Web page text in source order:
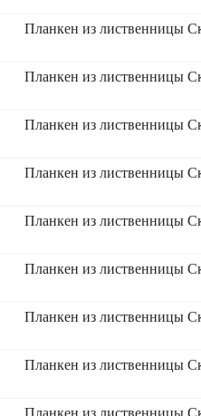
Планкен из лиственницы
Планкен из лиственницы
Планкен из лиственницы
Планкен из лиственницы
Планкен из лиственницы
Планкен из лиственницы
Планкен из лиственницы
Планкен из лиственницы
Планкен из лиственницы